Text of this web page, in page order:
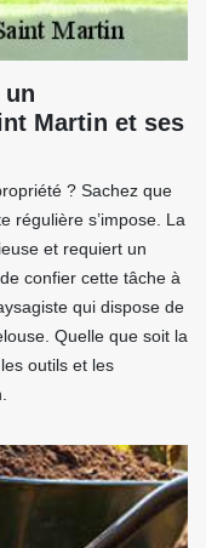
un
Martin et ses
? Sachez que
régulière s’impose. La
et requiert un
confier cette tâche à
qui dispose de
Quelle que soit la
outils et les